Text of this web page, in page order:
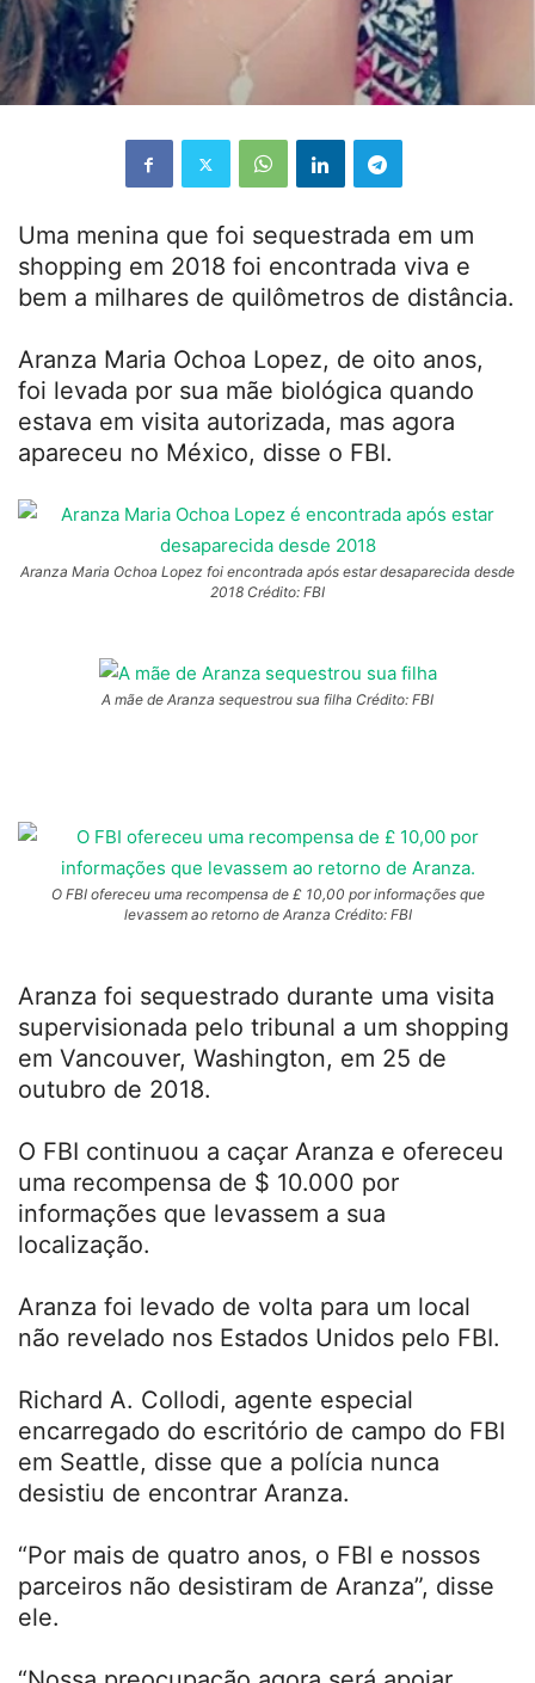
Uma menina que foi sequestrada em um
shopping em 2018 foi encontrada viva e
bem a milhares de quilômetros de distância.
Aranza Maria Ochoa Lopez, de oito anos,
foi levada por sua mãe biológica quando
estava em visita autorizada, mas agora
apareceu no México, disse o FBI.
Aranza Maria Ochoa Lopez foi encontrada após estar desaparecida desde
2018 Crédito: FBI
A mãe de Aranza sequestrou sua filha Crédito: FBI
O FBI ofereceu uma recompensa de £ 10,00 por informações que
levassem ao retorno de Aranza Crédito: FBI
Aranza foi sequestrado durante uma visita
supervisionada pelo tribunal a um shopping
em Vancouver, Washington, em 25 de
outubro de 2018.
O FBI continuou a caçar Aranza e ofereceu
uma recompensa de $ 10.000 por
informações que levassem a sua
localização.
Aranza foi levado de volta para um local
não revelado nos Estados Unidos pelo FBI.
Richard A. Collodi, agente especial
encarregado do escritório de campo do FBI
em Seattle, disse que a polícia nunca
desistiu de encontrar Aranza.
“Por mais de quatro anos, o FBI e nossos
parceiros não desistiram de Aranza”, disse
ele.